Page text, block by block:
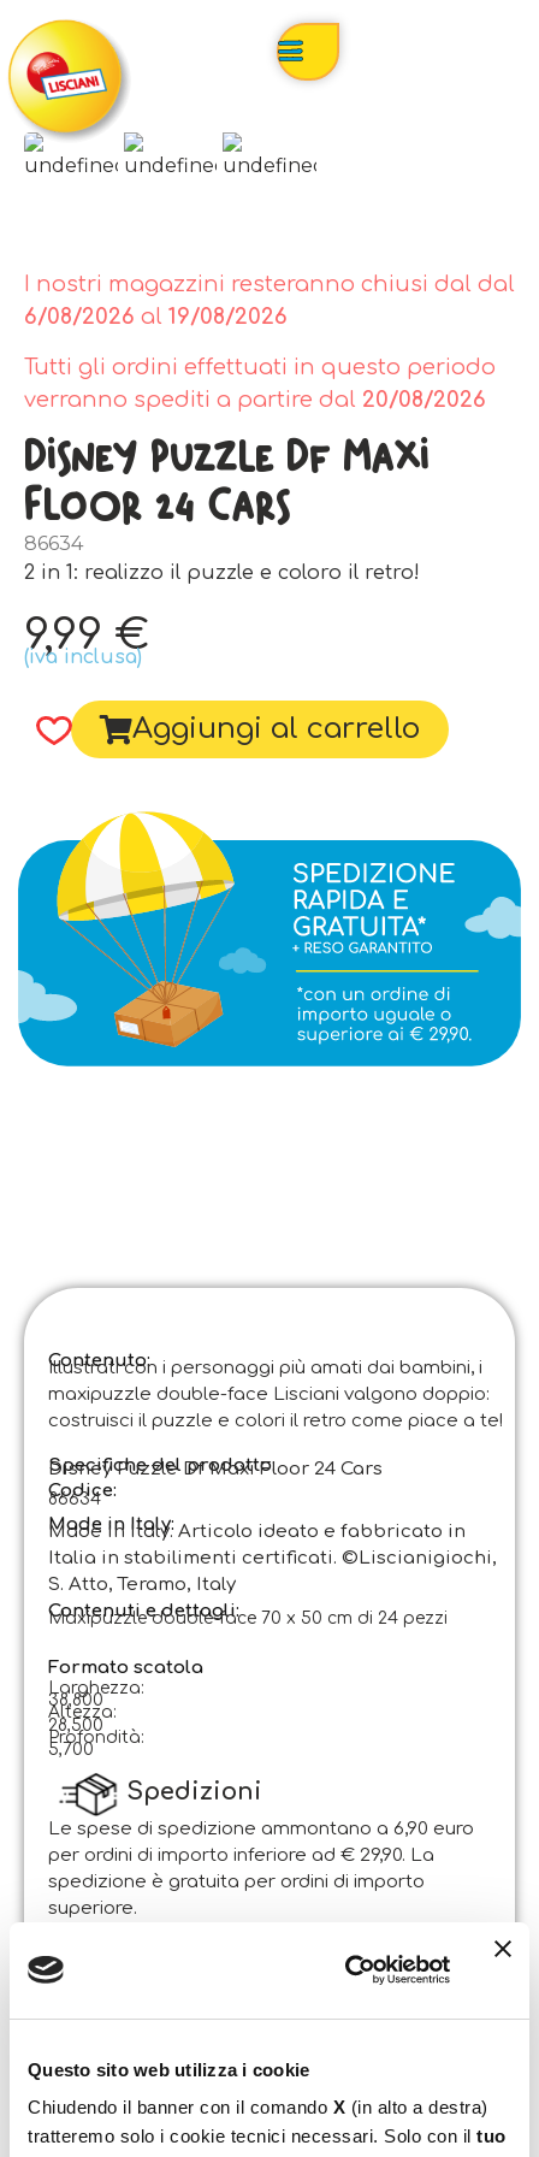
Questo sito web utilizza i cookie
Chiudendo il banner con il comando X (in alto a destra)
tratteremo solo i cookie tecnici necessari. Solo con il tuo
I nostri magazzini resteranno chiusi dal dal
6/08/2026 al 19/08/2026
Tutti gli ordini effettuati in questo periodo
verranno spediti a partire dal 20/08/2026
Disney Puzzle Df Maxi
Floor 24 Cars
86634
2 in 1: realizzo il puzzle e coloro il retro!
9,99 €
(iva inclusa)
Aggiungi al carrello
Contenuto:
Illustrati con i personaggi più amati dai bambini, i
maxipuzzle double-face Lisciani valgono doppio:
costruisci il puzzle e colori il retro come piace a te!
Specifiche del prodotto:
Disney Puzzle Df Maxi Floor 24 Cars
Codice:
86634
Made in Italy:
Made in Italy. Articolo ideato e fabbricato in
Italia in stabilimenti certificati. ©Liscianigiochi,
S. Atto, Teramo, Italy
Contenuti e dettagli:
Maxipuzzle double-face 70 x 50 cm di 24 pezzi
Formato scatola
Larghezza:
38,800
Altezza:
28,500
Profondità:
5,700
Spedizioni
Le spese di spedizione ammontano a 6,90 euro
per ordini di importo inferiore ad € 29,90. La
spedizione è gratuita per ordini di importo
superiore.
Il pacco sarà spedito entro 1-2 giorni lavorativi
dalla data di ricezione dell’ordine. Sabato e
Resi
non oltre 14 giorni lavorativi dalla data di
ricevimento dei beni, attraverso lettera